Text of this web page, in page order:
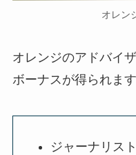
オレン
オレンジのアドバイ
ボーナスが得られます
ジャーナリス